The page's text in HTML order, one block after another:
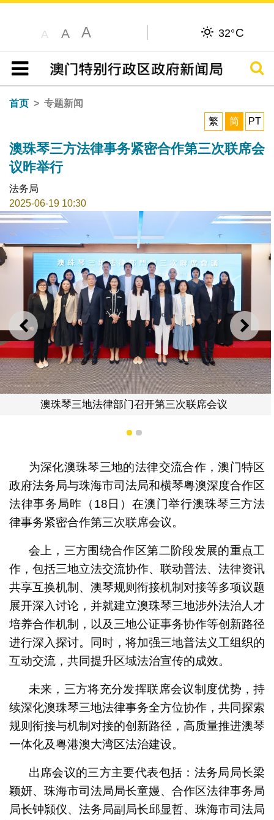
A A A 32°C
目录
搜寻
首页
专题新闻
繁
简 PT
澳珠琴三方法律事务紧密合作第三次联席会
议昨举行
法务局
2025-06-19 10:30
上一则 下一
澳珠琴三地法律部门召开第三次联席会议
1 2
为深化澳珠琴三地的法律交流合作，澳门特区
政府法务局与珠海市司法局和横琴粤澳深度合作区
法律事务局昨（18日）在澳门举行澳珠琴三方法
律事务紧密合作第三次联席会议。
会上，三方围绕合作区第二阶段发展的重点工
作，包括三地立法交流协作、联动普法、法律资讯
共享互换机制、澳琴规则衔接机制对接等多项议题
展开深入讨论，并就建立澳珠琴三地涉外法治人才
培养合作机制，以及三地公证事务协作等创新路径
进行深入探讨。同时，将加强三地普法义工组织的
互动交流，共同提升区域法治宣传的成效。
未来，三方将充分发挥联席会议制度优势，持
续深化澳珠琴三地法律事务全方位协作，共同探索
规则衔接与机制对接的创新路径，高质量推进澳琴
一体化及粤港澳大湾区法治建设。
出席会议的三方主要代表包括：法务局局长梁
颖妍、珠海市司法局局长童嫚、合作区法律事务局
局长钟颕仪、法务局副局长邱显哲、珠海市司法局